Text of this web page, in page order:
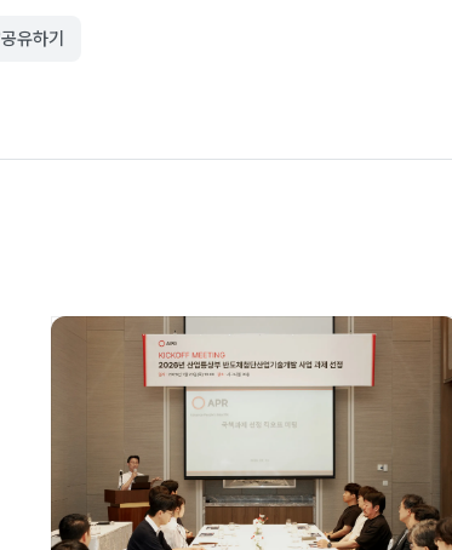
공유하기